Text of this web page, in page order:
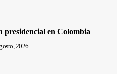
presidencial en Colombia
2026